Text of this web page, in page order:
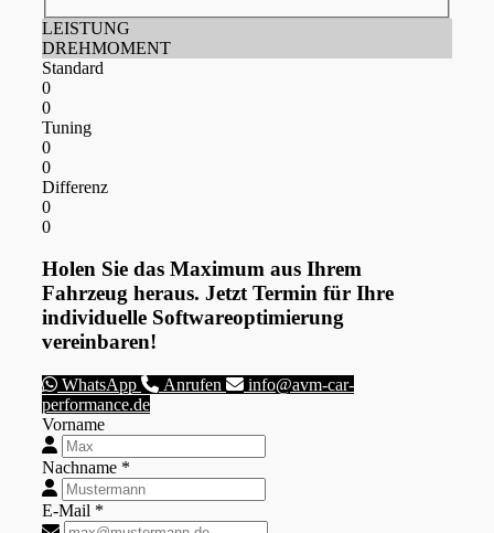
LEISTUNG
DREHMOMENT
Standard
0
0
Tuning
0
0
Differenz
0
0
Holen Sie das Maximum aus Ihrem
Fahrzeug heraus. Jetzt Termin für Ihre
individuelle Softwareoptimierung
vereinbaren!
WhatsApp Anrufen
info@avm-car-
performance.de
Vorname
Nachname *
E-Mail *